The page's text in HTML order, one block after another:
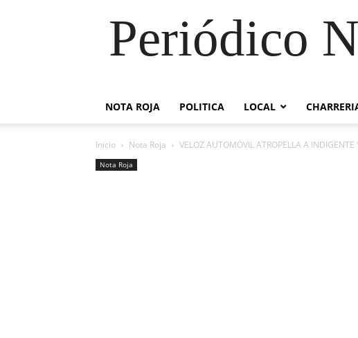
Periódico
NOTA ROJA POLITICA LOCAL
Inicio Nota Roja VELOZ AUTOMÓVIL ATROPELLA A INDIGENTE
Nota Roja